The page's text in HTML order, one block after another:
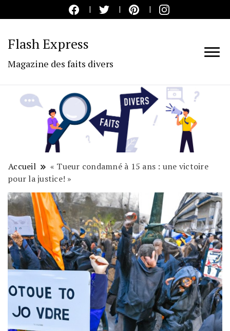
Flash Express
Magazine des faits divers
Accueil
« Tueur condamné à 15 ans : une victoire
pour la justice! »